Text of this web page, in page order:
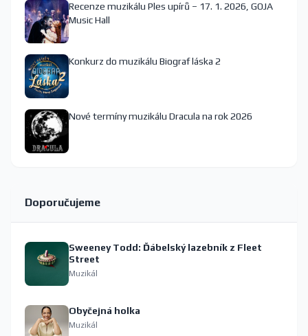
Recenze muzikálu Ples upírů – 17. 1. 2026, GOJA
Music Hall
Konkurz do muzikálu Biograf láska 2
Nové termíny muzikálu Dracula na rok 2026
Doporučujeme
Sweeney Todd: Ďábelský lazebník z Fleet
Street
Muzikál
Obyčejná holka
Muzikál